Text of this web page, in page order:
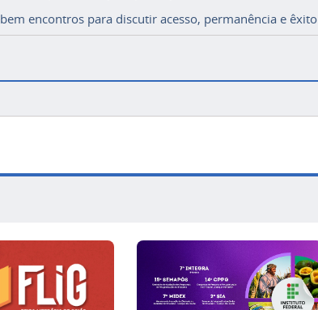
encontros para discutir acesso, permanência e êxito